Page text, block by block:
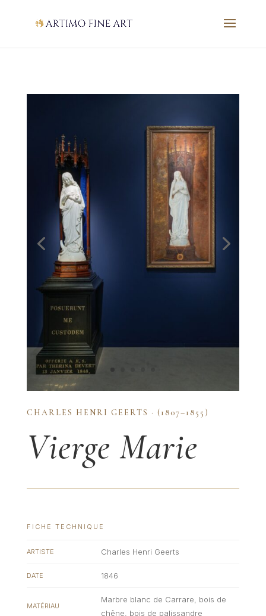
CHARLES HENRI GEERTS · (1807–1855)
Vierge Marie
FICHE TECHNIQUE
ARTISTE Charles Henri Geerts
DATE 1846
MATÉRIAU
Marbre blanc de Carrare, bois de
chêne, bois de palissandre